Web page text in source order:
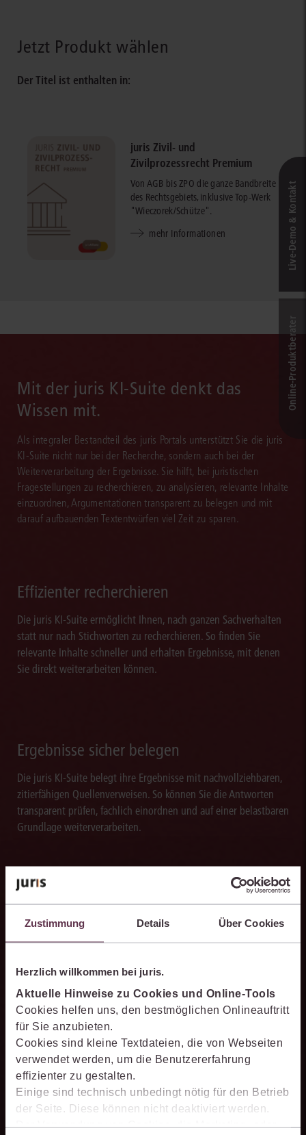
Zustimmung Details Über Cookies
Herzlich willkommen bei juris.
Aktuelle Hinweise zu Cookies und Online-Tools
Cookies helfen uns, den bestmöglichen Onlineauftritt
für Sie anzubieten.
Cookies sind kleine Textdateien, die von Webseiten
verwendet werden, um die Benutzererfahrung
effizienter zu gestalten.
Einige sind technisch unbedingt nötig für den Betrieb
der Seite. Diese können nicht deaktiviert werden.
Der Verwendung von Cookies, die Marketing- oder
Jetzt Produkt wählen
Der Titel ist enthalten in:
juris Zivil- und
Zivilprozessrecht Premium
Von AGB bis ZPO die ganze Bandbreite
des Rechtsgebiets, inklusive Top-Werk
"Wieczorek/Schütze".
mehr Informationen
Mit der juris KI-Suite denkt das
Wissen mit.
Als integraler Bestandteil des juris Portals unterstützt Sie die juris
KI-Suite nicht nur bei der Recherche, sondern auch bei der
Weiterverarbeitung der Ergebnisse. Sie hilft, bei juristischen
Fragestellungen zu recherchieren, zu analysieren, relevante Inhalte
einzuordnen, Argumentationen transparent zu belegen und mit
darauf aufbauenden Textentwürfen viel Zeit zu sparen.
Effizienter recherchieren
Die juris KI-Suite ermöglicht Ihnen, nach ganzen Sachverhalten
statt nur nach Stichworten zu recherchieren. So finden Sie
relevante Inhalte schneller und erhalten Ergebnisse, mit denen
Sie direkt weiterarbeiten können.
Ergebnisse sicher belegen
Die juris KI-Suite belegt ihre Ergebnisse mit nachvollziehbaren,
zitierfähigen Quellenverweisen. So können Sie die Antworten
transparent prüfen, fachlich einordnen und auf einer belastbaren
Grundlage weiterverarbeiten.
Schneller analysieren
einzuordnen, Zusammenhänge zu erkennen und belastbare
können Sie sich auf die Quellenqualität und die Aktualität des
juris Datenraums verlassen.
PromptManager
Mit dem persönlichen PromptManager der juris KI-Suite
Live‑Demo & Kontakt
Online-Produkt­berater